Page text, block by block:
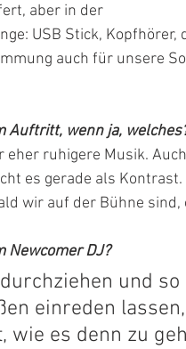
aber in der
USB Stick,
auch für unsere
Auftritt, wenn ja,
eher ruhigere Musik.
es gerade als
wir auf der Bühne
Newcomer DJ?
und
einreden
wie es denn zu